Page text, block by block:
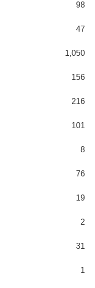
98
47
1,050
156
216
101
8
76
19
2
31
1